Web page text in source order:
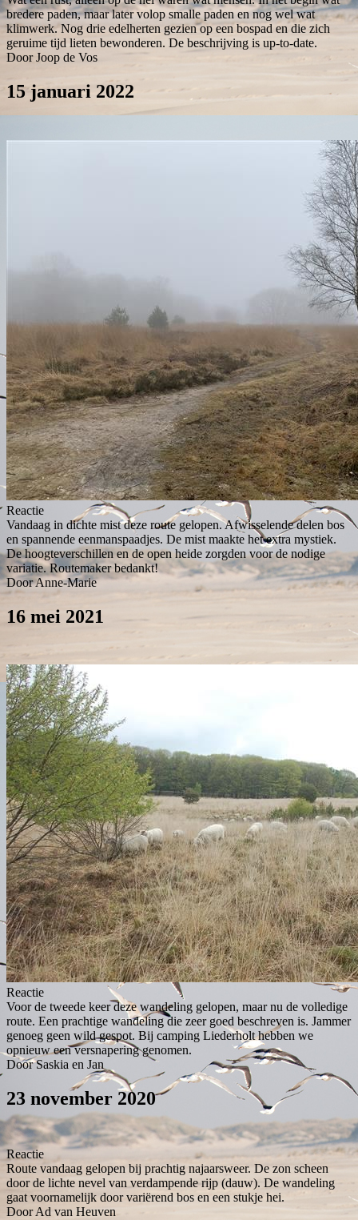
bredere paden, maar later volop smalle paden en nog wel wat
klimwerk. Nog drie edelherten gezien op een bospad en die zich
geruime tijd lieten bewonderen. De beschrijving is up-to-date.
Door Joop de Vos
15 januari 2022
Reactie
Vandaag in dichte mist deze route gelopen. Afwisselende delen bos
en spannende eenmanspaadjes. De mist maakte het extra mystiek.
De hoogteverschillen en de open heide zorgden voor de nodige
variatie. Routemaker bedankt!
Door Anne-Marie
16 mei 2021
Reactie
Voor de tweede keer deze wandeling gelopen, maar nu de volledige
route. Een prachtige wandeling die zeer goed beschreven is. Jammer
genoeg geen wild gespot. Bij camping Liederholt hebben we
opnieuw een versnapering genomen.
Door Saskia en Jan
23 november 2020
Reactie
Route vandaag gelopen bij prachtig najaarsweer. De zon scheen
door de lichte nevel van verdampende rijp (dauw). De wandeling
gaat voornamelijk door variërend bos en een stukje hei.
Door Ad van Heuven